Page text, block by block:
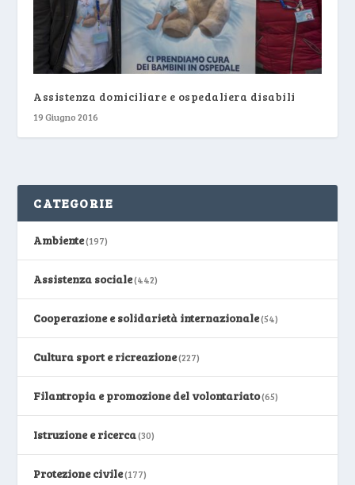
Assistenza domiciliare e ospedaliera disabili
19 Giugno 2016
CATEGORIE
Ambiente(197)
Assistenza sociale(442)
Cooperazione e solidarietà internazionale(54)
Cultura sport e ricreazione(227)
Filantropia e promozione del volontariato(65)
Istruzione e ricerca(30)
Protezione civile(177)